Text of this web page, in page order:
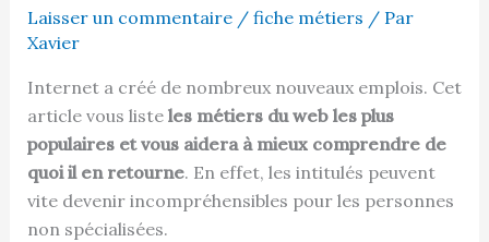
Laisser un commentaire / fiche métiers / Par
Xavier
Internet a créé de nombreux nouveaux emplois. Cet
article vous liste les métiers du web les plus
populaires et vous aidera à mieux comprendre de
quoi il en retourne. En effet, les intitulés peuvent
vite devenir incompréhensibles pour les personnes
non spécialisées.